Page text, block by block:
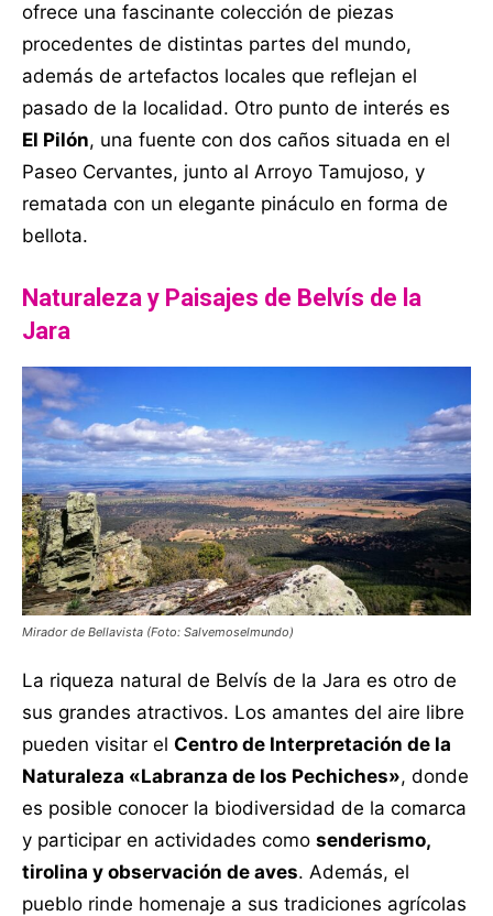
ofrece una fascinante colección de piezas
procedentes de distintas partes del mundo,
además de artefactos locales que reflejan el
pasado de la localidad. Otro punto de interés es
El Pilón, una fuente con dos caños situada en el
Paseo Cervantes, junto al Arroyo Tamujoso, y
rematada con un elegante pináculo en forma de
bellota.
Naturaleza y Paisajes de Belvís de la
Jara
Mirador de Bellavista (Foto: Salvemoselmundo)
La riqueza natural de Belvís de la Jara es otro de
sus grandes atractivos. Los amantes del aire libre
pueden visitar el Centro de Interpretación de la
Naturaleza «Labranza de los Pechiches», donde
es posible conocer la biodiversidad de la comarca
y participar en actividades como senderismo,
tirolina y observación de aves. Además, el
pueblo rinde homenaje a sus tradiciones agrícolas